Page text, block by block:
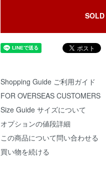
Shopping Guide ご利用ガイド
FOR OVERSEAS CUSTOMERS
Size Guide サイズについて
オプションの値段詳細
この商品について問い合わせる
買い物を続ける